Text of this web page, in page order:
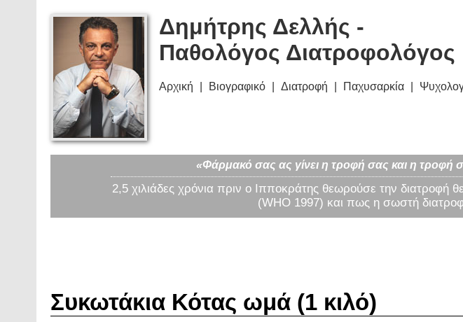
Δημήτρης Δελλής -
Παθολόγος Διατροφολόγος
Αρχική Βιογραφικό Διατροφή Παχυσαρκία
«Φάρμακό σας ας γίνει η τροφή σας και η τροφή
2,5 χιλιάδες χρόνια πριν ο Ιπποκράτης θεωρούσε την διατροφή
(WHO 1997) και πως η σωστή
Συκωτάκια Κότας ωμά (1 κιλό)